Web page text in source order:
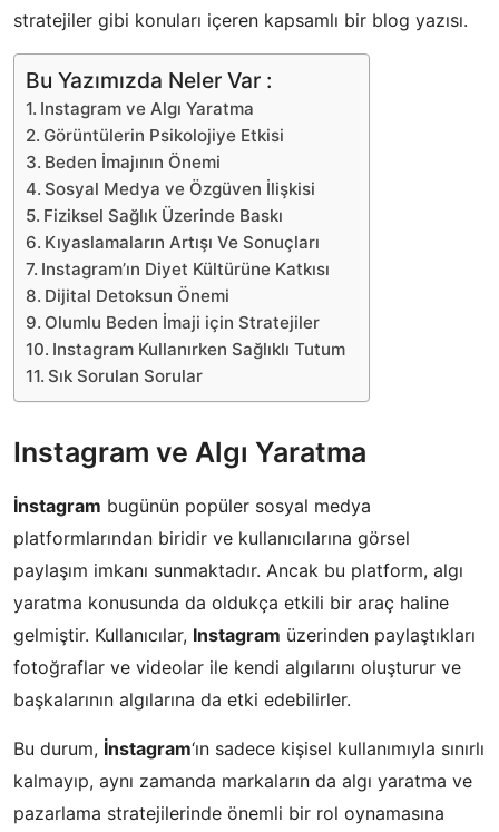
stratejiler gibi konuları içeren kapsamlı bir blog yazısı.
Bu Yazımızda Neler Var :
Instagram ve Algı Yaratma
Görüntülerin Psikolojiye Etkisi
Beden İmajının Önemi
Sosyal Medya ve Özgüven İlişkisi
Fiziksel Sağlık Üzerinde Baskı
Kıyaslamaların Artışı Ve Sonuçları
Instagram’ın Diyet Kültürüne Katkısı
Dijital Detoksun Önemi
Olumlu Beden İmaji için Stratejiler
Instagram Kullanırken Sağlıklı Tutum
Sık Sorulan Sorular
Instagram ve Algı Yaratma
İnstagram bugünün popüler sosyal medya
platformlarından biridir ve kullanıcılarına görsel
paylaşım imkanı sunmaktadır. Ancak bu platform, algı
yaratma konusunda da oldukça etkili bir araç haline
gelmiştir. Kullanıcılar, Instagram üzerinden paylaştıkları
fotoğraflar ve videolar ile kendi algılarını oluşturur ve
başkalarının algılarına da etki edebilirler.
Bu durum, İnstagram‘ın sadece kişisel kullanımıyla sınırlı
kalmayıp, aynı zamanda markaların da algı yaratma ve
pazarlama stratejilerinde önemli bir rol oynamasına